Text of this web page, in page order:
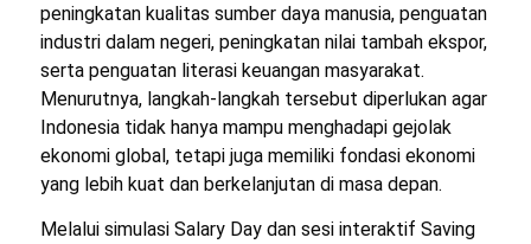
peningkatan kualitas sumber daya manusia, penguatan
industri dalam negeri, peningkatan nilai tambah ekspor,
serta penguatan literasi keuangan masyarakat.
Menurutnya, langkah-langkah tersebut diperlukan agar
Indonesia tidak hanya mampu menghadapi gejolak
ekonomi global, tetapi juga memiliki fondasi ekonomi
yang lebih kuat dan berkelanjutan di masa depan.
Melalui simulasi Salary Daydan sesi interaktif Saving